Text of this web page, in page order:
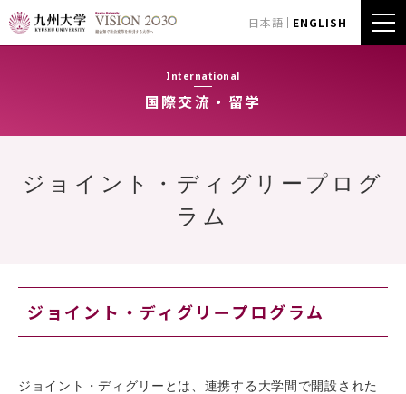
日本語 ENGLISH
International
国際交流・留学
ジョイント・ディグリープログ
ラム
ジョイント・ディグリープログラム
ジョイント・ディグリーとは、連携する大学間で開設された